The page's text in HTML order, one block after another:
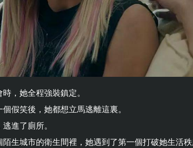
，她全程強裝鎮定。
假笑後，她都想立馬逃離這裏。
進了廁所。
生城市的衛生間裡，她遇到了第一個打破她生活秩